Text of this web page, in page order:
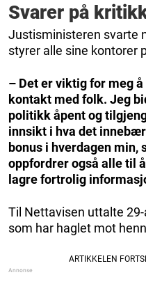
Svarer på
Justisministeren svarte
styrer alle sine kontorer
– Det er viktig for meg
kontakt med folk. Jeg
politikk åpent og
innsikt i hva det
bonus i hverdagen min,
oppfordrer også alle til
lagre fortrolig
Til Nettavisen uttalte
som har haglet mot